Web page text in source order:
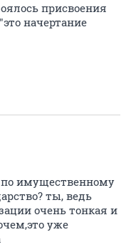
присвоения
начертание
по имущественному
ты, ведь
очень тонкая и
уже